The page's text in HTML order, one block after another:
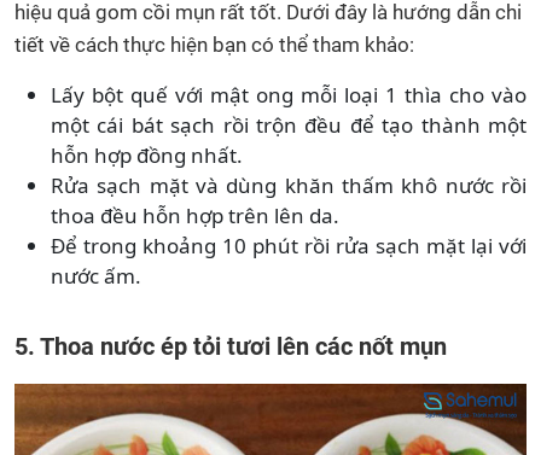
hiệu quả gom cồi mụn rất tốt. Dưới đây là hướng dẫn chi
tiết về cách thực hiện bạn có thể tham khảo:
Lấy bột quế với mật ong mỗi loại 1 thìa cho vào
một cái bát sạch rồi trộn đều để tạo thành một
hỗn hợp đồng nhất.
Rửa sạch mặt và dùng khăn thấm khô nước rồi
thoa đều hỗn hợp trên lên da.
Để trong khoảng 10 phút rồi rửa sạch mặt lại với
nước ấm.
5. Thoa nước ép tỏi tươi lên các nốt mụn